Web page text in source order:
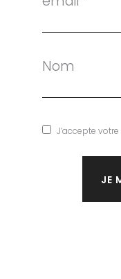
Nom
J’accepte votre